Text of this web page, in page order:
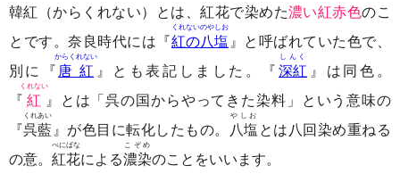
韓紅（からくれない）とは、紅花で染めた濃い紅赤色のこ
とです。奈良時代には『紅の八塩
くれないのやしお
』と呼ばれていた色で、
別に『唐紅
からくれない
』とも表記しました。『深紅
しんく
』は同色。
『 紅
くれない
』とは「呉の国からやってきた染料」という意味の
『呉藍
くれあい
』が色目に転化したもの。 八塩
やしお
とは八回染め重ねる
の意。 紅花
べにばな
による濃染
こぞめ
のことをいいます。